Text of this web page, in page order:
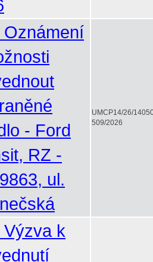
Oznámení
- Ford
RZ -
ul.
UMCP14/26/
509/2026
Výzva k